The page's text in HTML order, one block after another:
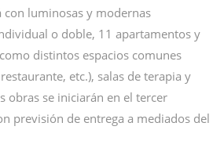
con luminosas y modernas
o doble, 11 apartamentos y
distintos espacios comunes
etc.), salas de terapia y
obras se iniciarán en el tercer
previsión de entrega a mediados del